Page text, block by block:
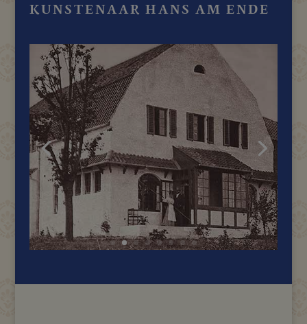
KUNSTENAAR HANS AM ENDE